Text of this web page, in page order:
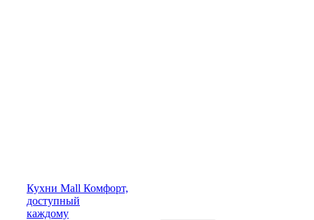
Кухни Mall Комфорт,
доступный
каждому